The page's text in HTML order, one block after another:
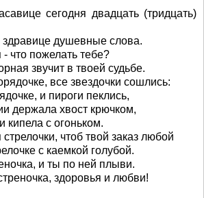
сегодня двадцать (тридцать)
здравице душевные слова.
что пожелать тебе?
звучит в твоей судьбе.
все звездочки сошлись:
и пироги пеклись,
держала хвост крючком,
кипела с огоньком.
стрелочки, чтоб твой заказ любой
с каемкой голубой.
и ты по ней плыви.
здоровья и любви!